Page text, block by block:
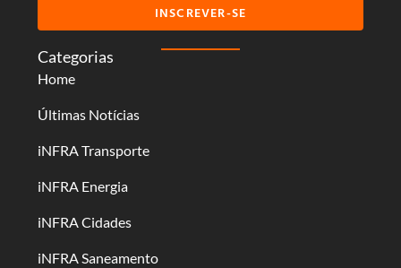
Categorias
Home
Últimas Notícias
iNFRA Transporte
iNFRA Energia
iNFRA Cidades
iNFRA Saneamento
INSCREVER-SE